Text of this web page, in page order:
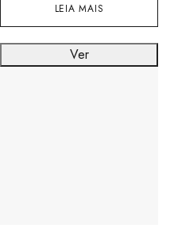
LEIA MAIS
Ver